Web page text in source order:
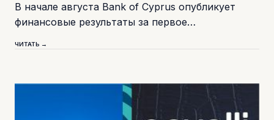
В начале августа Bank of Cyprus опубликует
финансовые результаты за первое…
ЧИТАТЬ →